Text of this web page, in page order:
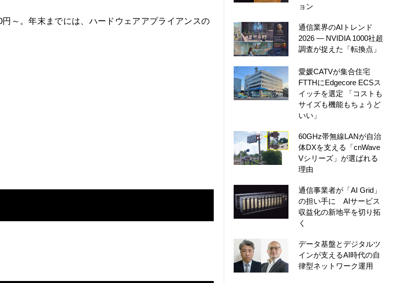
～。年末までには、ハードウェアアプライアンスの
ョン
通信業界のAIトレンド
2026 ― NVIDIA 1000社超
調査が捉えた「転換点」
愛媛CATVが集合住宅
FTTHにEdgecore ECSス
イッチを選定 「コストも
サイズも機能もちょうど
いい」
60GHz帯無線LANが自治
体DXを支える「cnWave
Vシリーズ」が選ばれる
理由
通信事業者が「AI Grid」
の担い手に AIサービス
収益化の新地平を切り拓
く
データ基盤とデジタルツ
インが支えるAI時代の自
律型ネットワーク運用